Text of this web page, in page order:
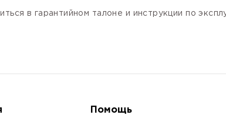
в гарантийном талоне и инструкции по
Помощь